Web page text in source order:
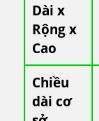
Dài x
Rộng x
Cao
Chiều
dài cơ